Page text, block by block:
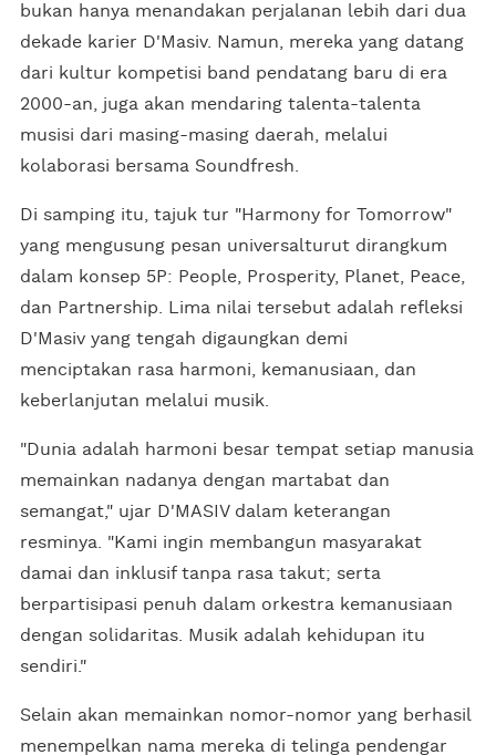
bukan hanya menandakan perjalanan lebih dari dua
dekade karier D'Masiv. Namun, mereka yang datang
dari kultur kompetisi band pendatang baru di era
2000-an, juga akan mendaring talenta-talenta
musisi dari masing-masing daerah, melalui
kolaborasi bersama Soundfresh.
Di samping itu, tajuk tur "Harmony for Tomorrow"
yang mengusung pesan universalturut dirangkum
dalam konsep 5P: People, Prosperity, Planet, Peace,
dan Partnership. Lima nilai tersebut adalah refleksi
D'Masiv yang tengah digaungkan demi
menciptakan rasa harmoni, kemanusiaan, dan
keberlanjutan melalui musik.
"Dunia adalah harmoni besar tempat setiap manusia
memainkan nadanya dengan martabat dan
semangat," ujar D'MASIV dalam keterangan
resminya. "Kami ingin membangun masyarakat
damai dan inklusif tanpa rasa takut; serta
berpartisipasi penuh dalam orkestra kemanusiaan
dengan solidaritas. Musik adalah kehidupan itu
sendiri."
Selain akan memainkan nomor-nomor yang berhasil
menempelkan nama mereka di telinga pendengar